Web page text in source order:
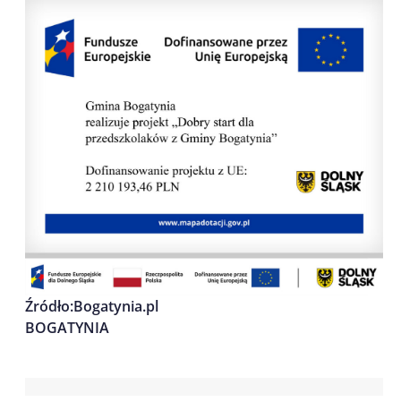
Źródło:Bogatynia.pl
BOGATYNIA